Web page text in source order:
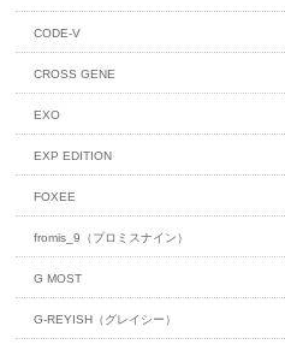
CODE-V
CROSS GENE
EXO
EXP EDITION
FOXEE
fromis_9（プロミスナイン）
G MOST
G-REYISH（グレイシー）